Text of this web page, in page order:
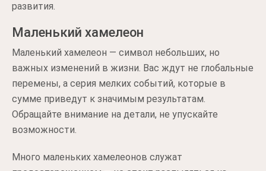
развития.
Маленький хамелеон
Маленький хамелеон — символ небольших, но
важных изменений в жизни. Вас ждут не глобальные
перемены, а серия мелких событий, которые в
сумме приведут к значимым результатам.
Обращайте внимание на детали, не упускайте
возможности.
Много маленьких хамелеонов служат